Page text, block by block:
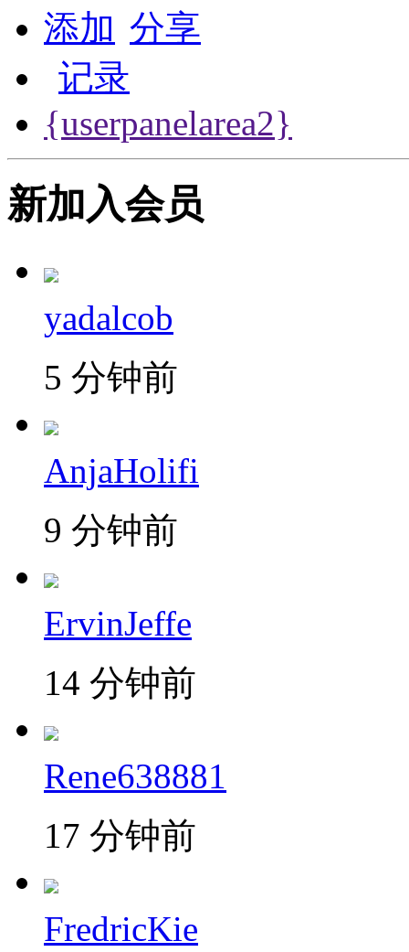
添加 分享
记录
{userpanelarea2}
新加入会员
yadalcob
5 分钟前
AnjaHolifi
9 分钟前
ErvinJeffe
14 分钟前
Rene638881
17 分钟前
FredricKie